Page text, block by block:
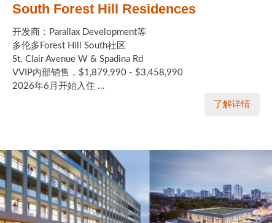
South Forest Hill Residences
开发商：Parallax Development等
多伦多Forest Hill South社区
St. Clair Avenue W & Spadina Rd
VVIP内部销售，$1,879,990 - $3,458,990
2026年6月开始入住 ...
了解详情